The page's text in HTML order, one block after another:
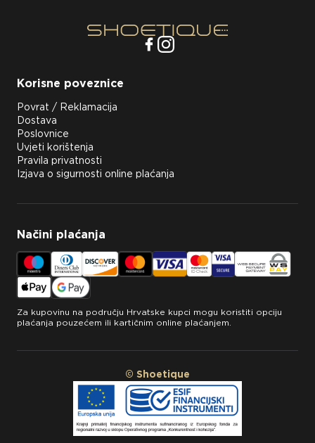
Korisne poveznice
Povrat / Reklamacija
Dostava
Poslovnice
Uvjeti korištenja
Pravila privatnosti
Izjava o sigurnosti online plaćanja
Načini plaćanja
Za kupovinu na području Hrvatske kupci mogu koristiti opciju
plaćanja pouzećem ili kartičnim online plaćanjem.
© Shoetique